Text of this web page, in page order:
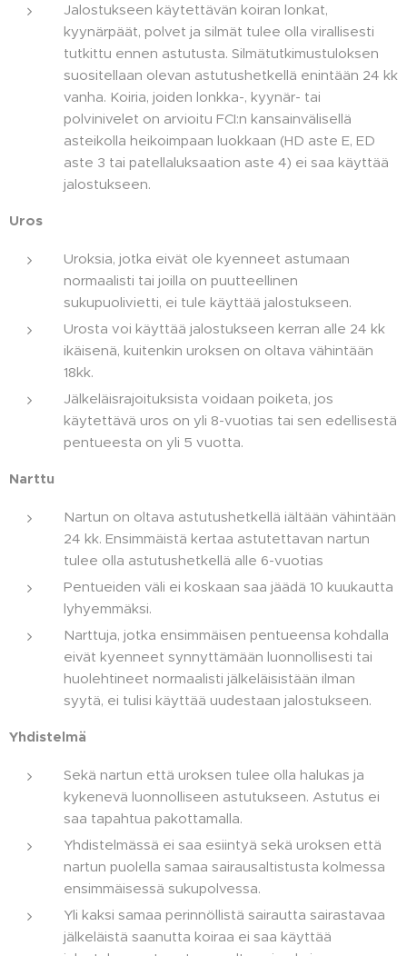
Jalostukseen käytettävän koiran lonkat,
kyynärpäät, polvet ja silmät tulee olla virallisesti
tutkittu ennen astutusta. Silmätutkimustuloksen
suositellaan olevan astutushetkellä enintään 24 kk
vanha. Koiria, joiden lonkka-, kyynär- tai
polvinivelet on arvioitu FCI:n kansainvälisellä
asteikolla heikoimpaan luokkaan (HD aste E, ED
aste 3 tai patellaluksaation aste 4) ei saa käyttää
jalostukseen.
Uros
Uroksia, jotka eivät ole kyenneet astumaan
normaalisti tai joilla on puutteellinen
sukupuolivietti, ei tule käyttää jalostukseen.
Urosta voi käyttää jalostukseen kerran alle 24 kk
ikäisenä, kuitenkin uroksen on oltava vähintään
18kk.
Jälkeläisrajoituksista voidaan poiketa, jos
käytettävä uros on yli 8-vuotias tai sen edellisestä
pentueesta on yli 5 vuotta.
Narttu
Nartun on oltava astutushetkellä iältään vähintään
24 kk. Ensimmäistä kertaa astutettavan nartun
tulee olla astutushetkellä alle 6-vuotias
Pentueiden väli ei koskaan saa jäädä 10 kuukautta
lyhyemmäksi.
Narttuja, jotka ensimmäisen pentueensa kohdalla
eivät kyenneet synnyttämään luonnollisesti tai
huolehtineet normaalisti jälkeläisistään ilman
syytä, ei tulisi käyttää uudestaan jalostukseen.
Yhdistelmä
Sekä nartun että uroksen tulee olla halukas ja
kykenevä luonnolliseen astutukseen. Astutus ei
saa tapahtua pakottamalla.
Yhdistelmässä ei saa esiintyä sekä uroksen että
nartun puolella samaa sairausaltistusta kolmessa
ensimmäisessä sukupolvessa.
Yli kaksi samaa perinnöllistä sairautta sairastavaa
jälkeläistä saanutta koiraa ei saa käyttää